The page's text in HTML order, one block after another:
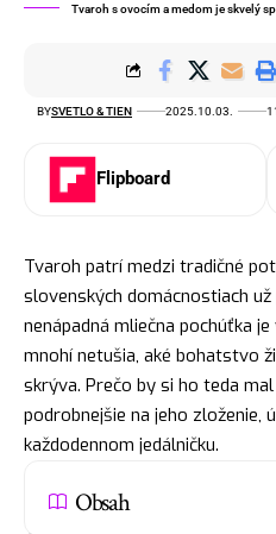
Tvaroh s ovocím a medom je skvelý
BYSVETLO & TIEN 2025.10.03.
Flipboard
Tvaroh patrí medzi tradičné
slovenských domácnostiach
nenápadná mliečna pochúťka
mnohí netušia, aké bohatstvo
skrýva. Prečo by si ho teda
podrobnejšie na jeho zloženie,
každodennom jedálničku.
Obsah